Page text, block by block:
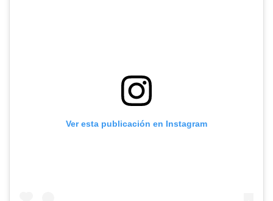
Ver esta publicación en Instagram